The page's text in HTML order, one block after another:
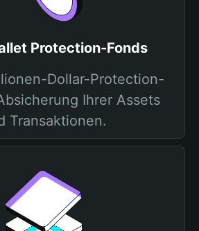
Protection-Fonds
Dollar-Protection-
Ihrer Assets
Transaktionen.